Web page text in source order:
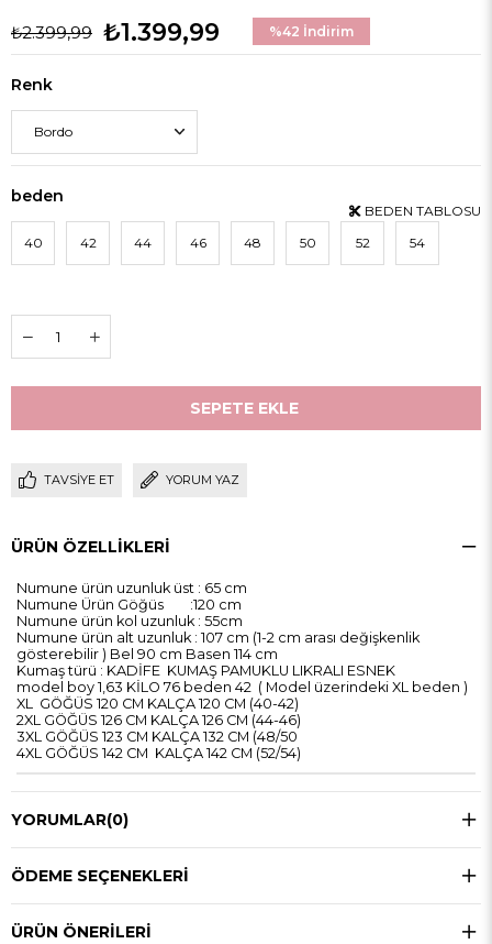
₺2.399,99 ₺1.399,99 %42 İndirim
Renk
beden
40 42 44 46 48 50 52 54
BEDEN TABLOSU
TAVSIYE ET YORUM YAZ
ÜRÜN ÖZELLIKLERI
Numune ürün uzunluk üst : 65 cm
Numune Ürün Göğüs :120 cm
Numune ürün kol uzunluk : 55cm
Numune ürün alt uzunluk : 107 cm (1-2 cm arası değişkenlik
gösterebilir ) Bel 90 cm Basen 114 cm
Kumaş türü : KADİFE KUMAŞ PAMUKLU LIKRALI ESNEK
model boy 1,63 KİLO 76 beden 42 ( Model üzerindeki XL beden )
XL GÖĞÜS 120 CM KALÇA 120 CM (40-42)
2XL GÖĞÜS 126 CM KALÇA 126 CM (44-46)
3XL GÖĞÜS 123 CM KALÇA 132 CM (48/50
4XL GÖĞÜS 142 CM KALÇA 142 CM (52/54)
YORUMLAR(0)
ÖDEME SEÇENEKLERI
ÜRÜN ÖNERILERI